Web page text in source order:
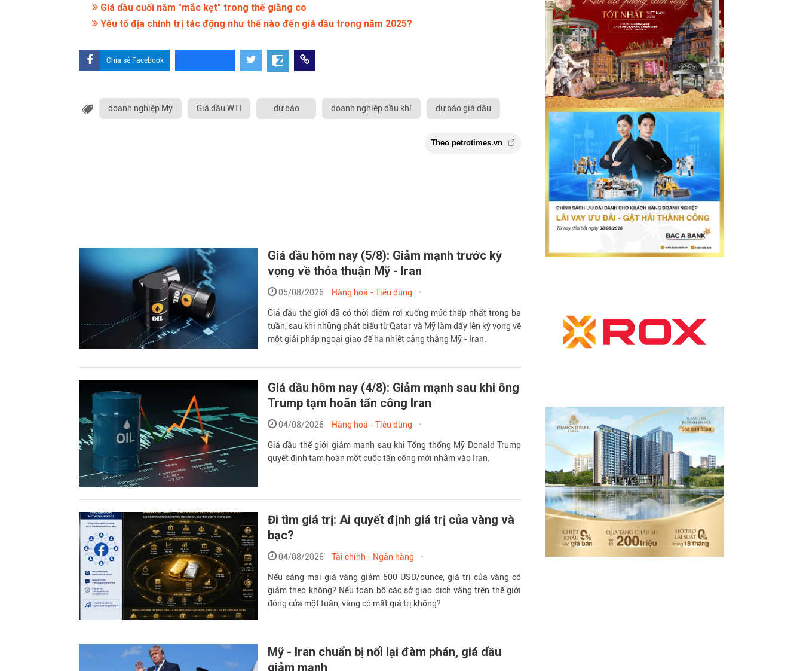
Giá dầu cuối năm "mắc kẹt" trong thế giằng co
Yếu tố địa chính trị tác động như thế nào đến giá dầu trong năm 2025?
Chia sẻ Facebook
doanh nghiệp Mỹ Giá dầu WTI dự báo doanh nghiệp dầu khí dự báo giá dầu
Theo petrotimes.vn
Giá dầu hôm nay (5/8): Giảm mạnh trước kỳ
vọng về thỏa thuận Mỹ - Iran
05/08/2026 Hàng hoá - Tiêu dùng
Giá dầu thế giới đã có thời điểm rơi xuống mức thấp nhất trong ba
tuần, sau khi những phát biểu từ Qatar và Mỹ làm dấy lên kỳ vọng về
một giải pháp ngoại giao để hạ nhiệt căng thẳng Mỹ - Iran.
Giá dầu hôm nay (4/8): Giảm mạnh sau khi ông
Trump tạm hoãn tấn công Iran
04/08/2026 Hàng hoá - Tiêu dùng
Giá dầu thế giới giảm mạnh sau khi Tổng thống Mỹ Donald Trump
quyết định tạm hoãn một cuộc tấn công mới nhằm vào Iran.
Đi tìm giá trị: Ai quyết định giá trị của vàng và
bạc?
04/08/2026 Tài chính - Ngân hàng
Nếu sáng mai giá vàng giảm 500 USD/ounce, giá trị của vàng có
giảm theo không? Nếu toàn bộ các sở giao dịch vàng trên thế giới
đóng cửa một tuần, vàng có mất giá trị không?
Mỹ - Iran chuẩn bị nối lại đàm phán, giá dầu
giảm mạnh